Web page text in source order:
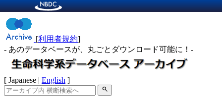
[利用者規約]
- あのデータベースが、丸ごとダウンロード可能に！-
[ Japanese | English ]
search